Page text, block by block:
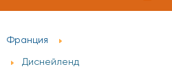
Франция
Диснейленд